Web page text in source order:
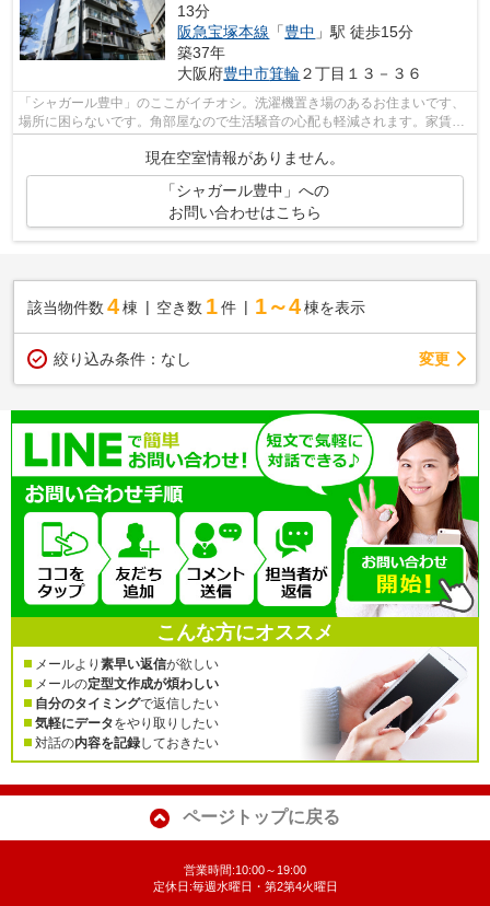
13分
阪急宝塚本線 「豊中 」駅 徒歩15分
築37年
大阪府豊中市箕輪 ２丁目１３－３６
「シャガール豊中」のここがイチオシ。洗濯機置き場のあるお住まいです、
場所に困らないです。角部屋なので生活騒音の心配も軽減されます。家賃6.5
現在空室情報がありません。
「シャガール豊中」への
お問い合わせはこちら
該当物件数 4棟 空き数 1 件 1～4 棟を表示
絞り込み条件： なし 変更
こんな方にオススメ
メールより 素早い返信が欲しい
メールの定型文作成が煩わしい
自分のタイミングで返信したい
気軽にデータをやり取りしたい
対話の内容を記録しておきたい
ページトップに戻る
営業時間:10:00～19:00
定休日:毎週水曜日・第2第4火曜日